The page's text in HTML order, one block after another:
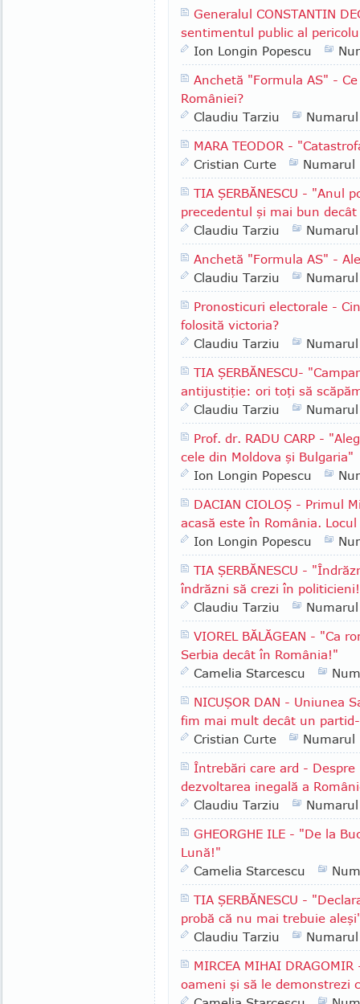
Generalul CONSTANTIN
sentimentul public al
Ion Longin Popescu
Anchetă "Formula AS" -
României?
Claudiu Tarziu
MARA TEODOR -
Cristian Curte
Numarul
TIA ŞERBĂNESCU - "Anul
precedentul şi mai bun
Claudiu Tarziu
Anchetă "Formula AS" -
Claudiu Tarziu
Pronosticuri electorale -
folosită victoria?
Claudiu Tarziu
TIA ŞERBĂNESCU-
antijustiţie: ori toţi să
Claudiu Tarziu
Prof. dr. RADU CARP -
cele din Moldova şi Bulgaria"
Ion Longin Popescu
DACIAN CIOLOŞ - Primul
acasă este în România.
Ion Longin Popescu
TIA ŞERBĂNESCU -
îndrăzni să crezi în
Claudiu Tarziu
VIOREL BĂLĂGEAN - "Ca
Serbia decât în România!"
Camelia Starcescu
NICUŞOR DAN - Uniunea
fim mai mult decât un
Cristian Curte
Numarul
Întrebări care ard -
dezvoltarea inegală a
Claudiu Tarziu
GHEORGHE ILE - "De la
Lună!"
Camelia Starcescu
TIA ŞERBĂNESCU -
probă că nu mai trebuie
Claudiu Tarziu
MIRCEA MIHAI
oameni şi să le demonstrezi